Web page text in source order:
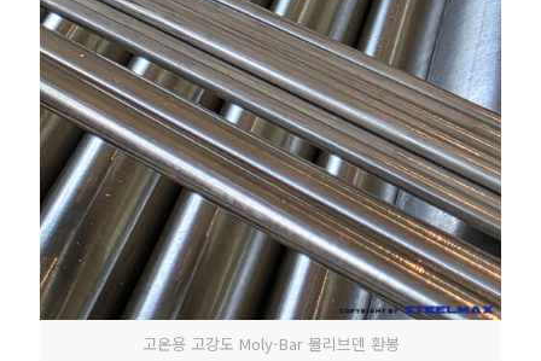
고온용 고강도 Moly-Bar 몰리브덴 환봉